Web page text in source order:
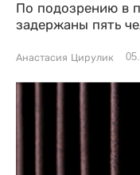
По подозрению в
задержаны пять
Анастасия Цирулик